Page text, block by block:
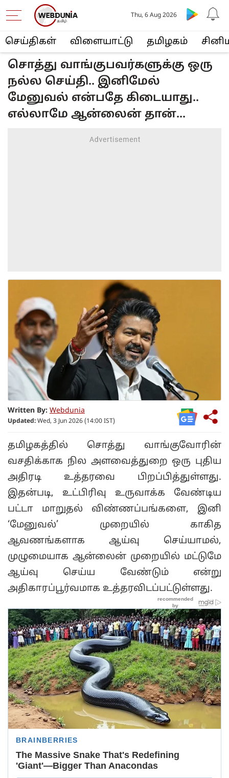
செய்திகள் விளையா‌ட்டு த‌மிழக‌ம்
Thu, 6 Aug 2026
சொத்து வாங்குபவர்களுக்கு ஒரு
நல்ல செய்தி.. இனிமேல்
மேனுவல் என்பதே கிடையாது..
எல்லாமே ஆன்லைன் தான்...
Written By: Webdunia
Updated: Wed, 3 Jun 2026 (14:00 IST)
தமிழகத்தில் சொத்து வாங்குவோரின்
வசதிக்காக நில அளவைத்துறை ஒரு புதிய
அதிரடி உத்தரவை பிறப்பித்துள்ளது.
இதன்படி, உட்பிரிவு உருவாக்க வேண்டிய
பட்டா மாறுதல் விண்ணப்பங்களை, இனி
‘மேனுவல்’ முறையில் காகித
ஆவணங்களாக ஆய்வு செய்யாமல்,
முழுமையாக ஆன்லைன் முறையில் மட்டுமே
ஆய்வு செய்ய வேண்டும் என்று
அதிகாரப்பூர்வமாக உத்தரவிடப்பட்டுள்ளது.